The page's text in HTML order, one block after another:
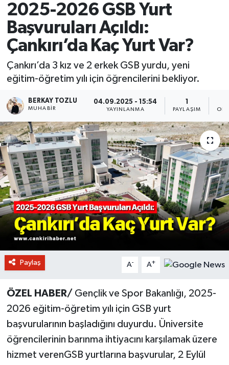
2025-2026 GSB Yurt
Başvuruları Açıldı:
Çankırı’da Kaç Yurt Var?
Çankırı’da 3 kız ve 2 erkek GSB yurdu, yeni
eğitim-öğretim yılı için öğrencilerini bekliyor.
BERKAY TOZLU
MUHABIR
04.09.2025 - 15:54
YAYINLANMA PAYLAŞIM
Paylaş A- A+
ÖZEL HABER/ Gençlik ve Spor Bakanlığı, 2025-
2026 eğitim-öğretim yılı için GSB yurt
başvurularının başladığını duyurdu. Üniversite
öğrencilerinin barınma ihtiyacını karşılamak üzere
hizmet verenGSB yurtlarına başvurular, 2 Eylül